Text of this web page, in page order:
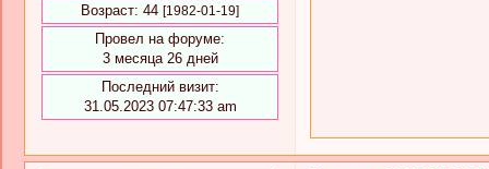
Возраст: 44 [1982-01-19]
Провел на форуме:
3 месяца 26 дней
Последний визит:
31.05.2023 07:47:33 am